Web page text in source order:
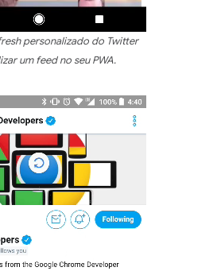
personalizado do Twitter
um feed no seu PWA.